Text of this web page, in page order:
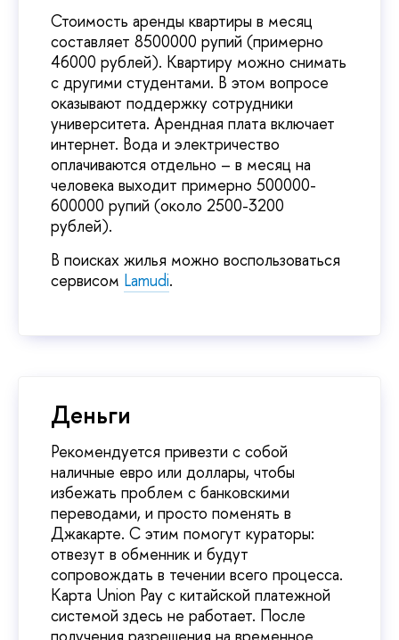
Стоимость аренды квартиры в месяц
составляет 8500000 рупий (примерно
46000 рублей). Квартиру можно снимать
с другими студентами. В этом вопросе
оказывают поддержку сотрудники
университета. Арендная плата включает
интернет. Вода и электричество
оплачиваются отдельно – в месяц на
человека выходит примерно 500000-
600000 рупий (около 2500-3200
рублей).
В поисках жилья можно воспользоваться
сервисом Lamudi.
Деньги
Рекомендуется привезти с собой
наличные евро или доллары, чтобы
избежать проблем с банковскими
переводами, и просто поменять в
Джакарте. С этим помогут кураторы:
отвезут в обменник и будут
сопровождать в течении всего процесса.
Карта Union Pay с китайской платежной
системой здесь не работает. После